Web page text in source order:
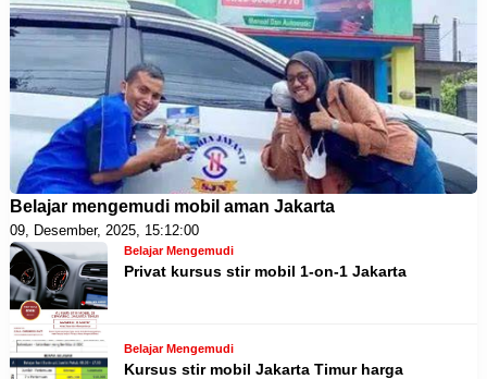
Belajar mengemudi mobil aman Jakarta
09, Desember, 2025, 15:12:00
Belajar Mengemudi
Privat kursus stir mobil 1-on-1 Jakarta
Belajar Mengemudi
Kursus stir mobil Jakarta Timur harga